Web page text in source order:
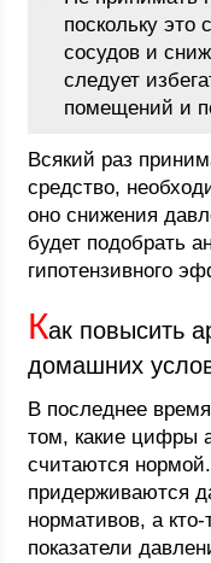
поскольку это
сосудов и
следует
помещений и
Всякий раз
средство,
оно снижения
будет подобрать
гипотензивного
Как повысить
домашних
В последнее
том, какие цифры
считаются
придерживаются
нормативов, а
показатели